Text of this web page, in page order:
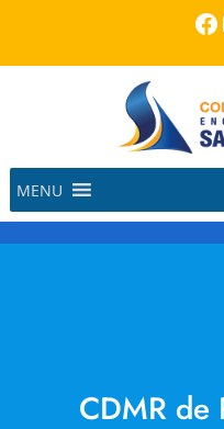
o
MENU
CDMR de